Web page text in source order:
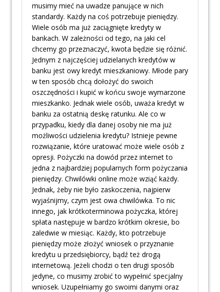
musimy mieć na uwadze panujące w nich
standardy. Każdy na coś potrzebuje pieniędzy.
Wiele osób ma już zaciągnięte kredyty w
bankach. W zależności od tego, na jaki cel
chcemy go przeznaczyć, kwota będzie się różnić.
Jednym z najczęściej udzielanych kredytów w
banku jest owy kredyt mieszkaniowy. Młode pary
w ten sposób chcą dołożyć do swoich
oszczędności i kupić w końcu swoje wymarzone
mieszkanko. Jednak wiele osób, uważa kredyt w
banku za ostatnią deskę ratunku. Ale co w
przypadku, kiedy dla danej osoby nie ma już
możliwości udzielenia kredytu? Istnieje pewne
rozwiązanie, które uratować może wiele osób z
opresji. Pożyczki na dowód przez internet to
jedna z najbardziej popularnych form pożyczania
pieniędzy. Chwilówki online może wziąć każdy.
Jednak, żeby nie było zaskoczenia, najpierw
wyjaśnijmy, czym jest owa chwilówka. To nic
innego, jak krótkoterminowa pożyczka, której
spłata następuje w bardzo krótkim okresie, bo
zaledwie w miesiąc. Każdy, kto potrzebuje
pieniędzy może złożyć wniosek o przyznanie
kredytu u przedsiębiorcy, bądź też drogą
internetową. Jeżeli chodzi o ten drugi sposób
jedyne, co musimy zrobić to wypełnić specjalny
wniosek. Uzupełniamy go swoimi danymi oraz